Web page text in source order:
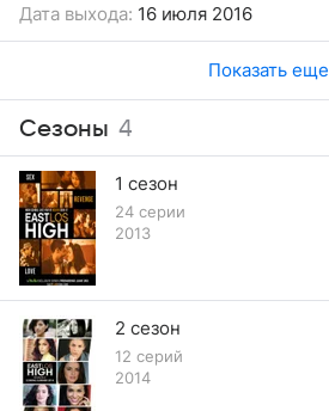
Дата выхода: 16 июля 2016
Показать еще
Сезоны 4
1 сезон
24 серии
2013
2 сезон
12 серий
2014